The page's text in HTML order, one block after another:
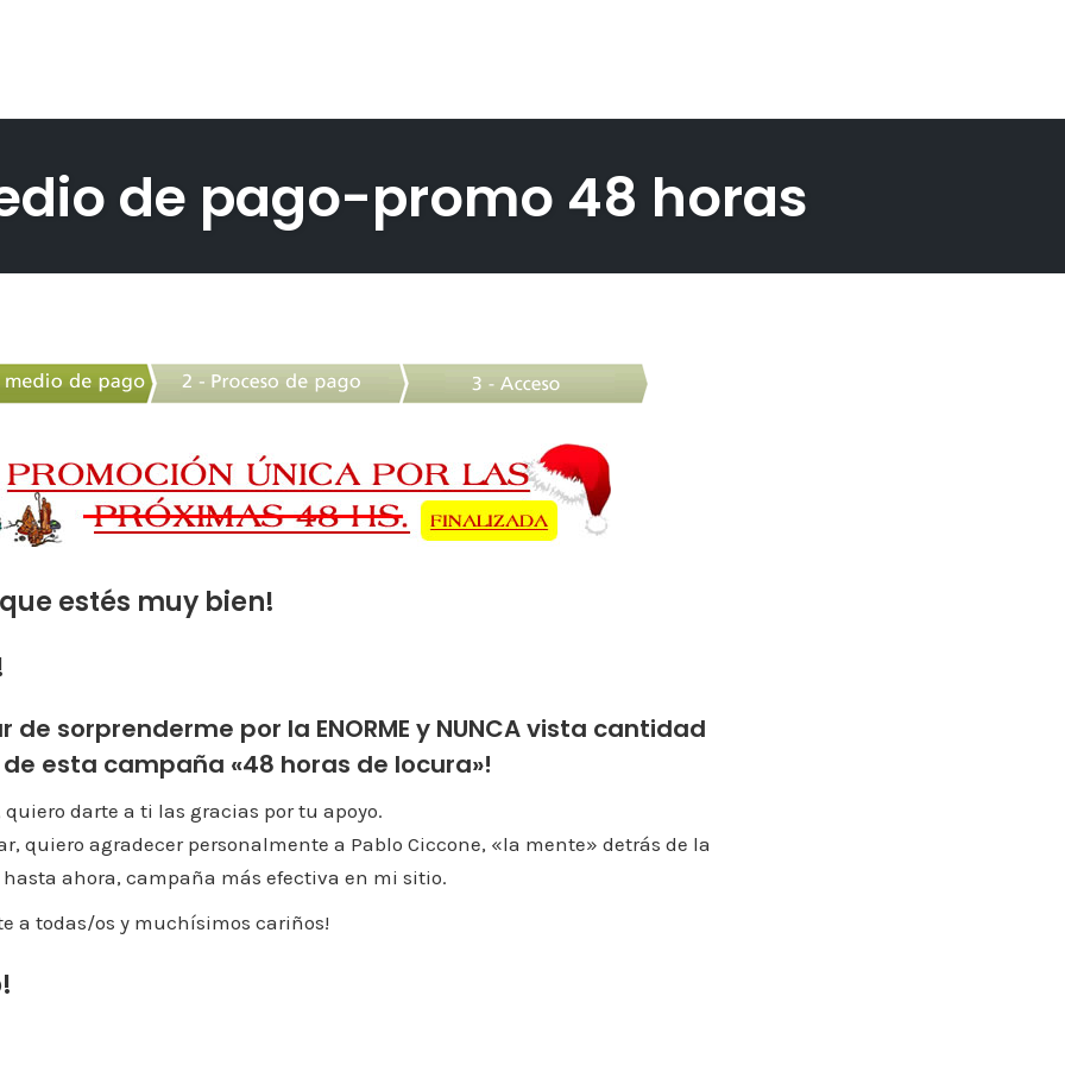
de pago-promo 48 horas
estés muy bien!
de sorprenderme por la ENORME y NUNCA vista cantidad
esta campaña «48 horas de locura»!
darte a ti las gracias por tu apoyo.
quiero agradecer personalmente a Pablo Ciccone, «la mente» detrás de la
ahora, campaña más efectiva en mi sitio.
a todas/os y muchísimos cariños!